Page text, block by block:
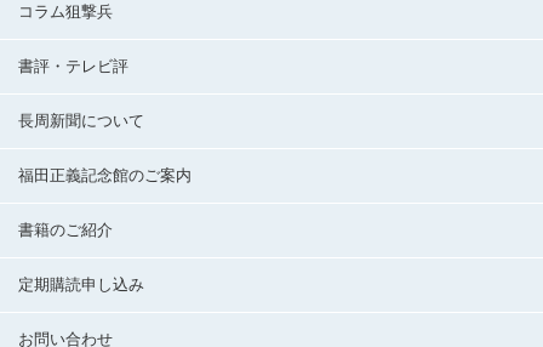
コラム狙撃兵
書評・テレビ評
長周新聞について
福田正義記念館のご案内
書籍のご紹介
定期購読申し込み
お問い合わせ